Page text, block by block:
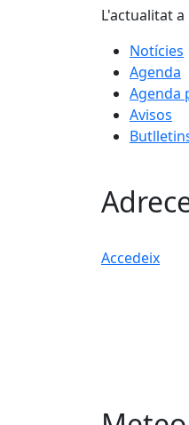
L'actualitat a
Notícies
Agenda
Agenda
Avisos
Accedeix